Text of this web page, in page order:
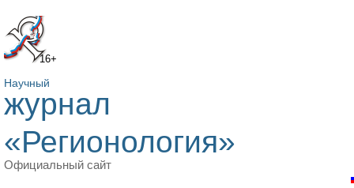
16+
Научный
журнал
«Регионология»
Официальный сайт